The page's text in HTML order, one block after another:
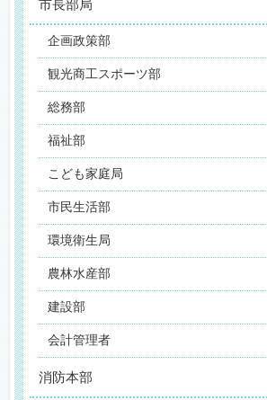
市長部局
企画政策部
観光商工スポーツ部
総務部
福祉部
こども家庭局
市民生活部
環境衛生局
農林水産部
建設部
会計管理者
消防本部